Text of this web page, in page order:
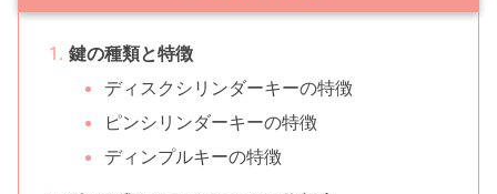
鍵の種類と特徴
ディスクシリンダーキーの特徴
ピンシリンダーキーの特徴
ディンプルキーの特徴